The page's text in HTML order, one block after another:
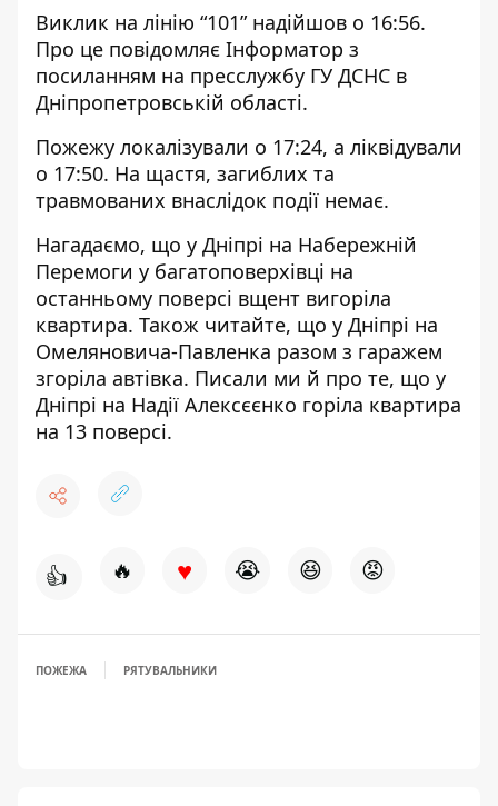
Виклик на лінію “101” надійшов о 16:56.
Про це повідомляє Інформатор з
посиланням на пресслужбу ГУ ДСНС в
Дніпропетровській області.
Пожежу локалізували о 17:24, а ліквідували
о 17:50. На щастя, загиблих та
травмованих внаслідок події немає.
Нагадаємо, що у Дніпрі на Набережній
Перемоги у багатоповерхівці на
останньому поверсі вщент вигоріла
квартира. Також читайте, що у Дніпрі на
Омеляновича-Павленка разом з гаражем
згоріла автівка. Писали ми й про те, що у
Дніпрі на Надії Алексєєнко горіла квартира
на 13 поверсі.
👍 🔥 ♥ 😭 😆 😡
ПОЖЕЖА РЯТУВАЛЬНИКИ